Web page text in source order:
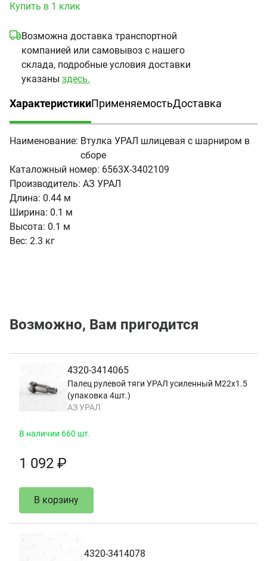
Купить в 1 клик
Возможна доставка транспортной
компанией или самовывоз с нашего
склада, подробные условия доставки
указаны здесь.
Характеристики
(активная вкладка)
ПрименяемостьДоставка
Наименование: Втулка УРАЛ шлицевая с шарниром в
сборе
Каталожный номер: 6563Х-3402109
Производитель: АЗ УРАЛ
Длина: 0.44 м
Ширина: 0.1 м
Высота: 0.1 м
Вес: 2.3 кг
Возможно, Вам пригодится
4320-3414065
Палец рулевой тяги УРАЛ усиленный М22х1.5
(упаковка 4шт.)
АЗ УРАЛ
В наличии 660 шт.
1 092 ₽
В корзину
4320-3414078